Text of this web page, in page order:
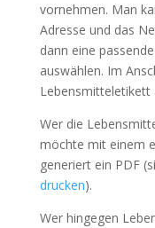
vornehmen. Man
Adresse und das
dann eine
auswählen. Im
Lebensmitteletikett
Wer die
möchte mit einem
generiert ein PDF
drucken).
Wer hingegen